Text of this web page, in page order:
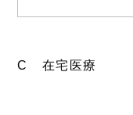
C 在宅医療